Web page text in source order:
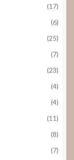
(17)
(6)
(25)
(7)
(23)
(4)
(4)
(11)
(8)
(7)